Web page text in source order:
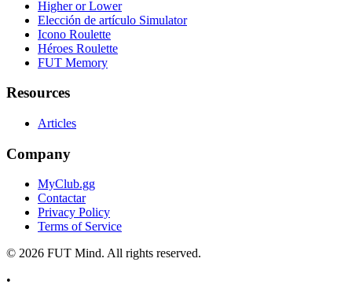
Higher or Lower
Elección de artículo Simulator
Icono Roulette
Héroes Roulette
FUT Memory
Resources
Articles
Company
MyClub.gg
Contactar
Privacy Policy
Terms of Service
© 2026 FUT Mind. All rights reserved.
•